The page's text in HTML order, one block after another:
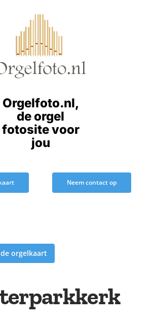
Orgelfoto.nl,
de orgel
fotosite voor
jou
Neem contact op
orgelkaart